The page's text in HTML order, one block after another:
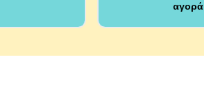
αγορά